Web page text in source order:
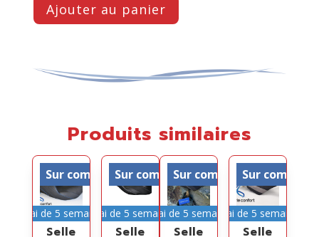
Ajouter au panier
Produits similaires
Sur commande
Délai de 5 semaines
Selle
Sur commande
Délai de 5 semaines
Selle
Sur commande
Délai de 5 semaines
Selle
Sur
Délai de 5 semaines
Selle